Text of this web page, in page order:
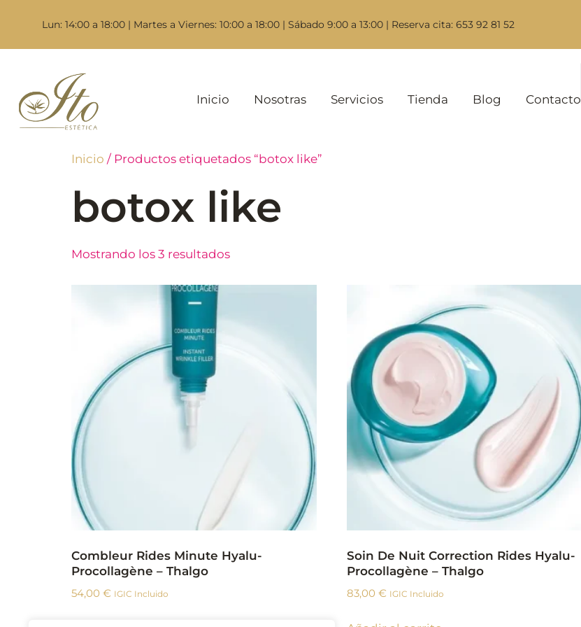
Lun: 14:00 a 18:00 | Martes a Viernes: 10:00 a 18:00 | Sábado 9:00 a 13:00 | Reserva cita: 653 92 81 52
Inicio Nosotras Servicios Tienda Blog Contacto
Inicio / Productos etiquetados “botox like”
botox like
Mostrando los 3 resultados
Combleur Rides Minute Hyalu-
Procollagène – Thalgo
54,00 € IGIC Incluido
Soin De Nuit Correction Rides Hyalu-
Procollagène – Thalgo
83,00 € IGIC Incluido